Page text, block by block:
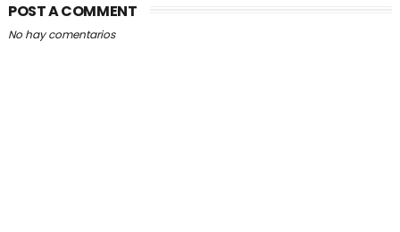
POST A COMMENT
No hay comentarios